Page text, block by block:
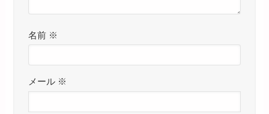
名前 ※
メール ※